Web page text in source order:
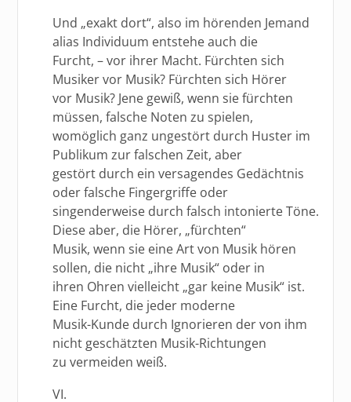
Und „exakt dort“, also im hörenden Jemand
alias Individuum entstehe auch die
Furcht, – vor ihrer Macht. Fürchten sich
Musiker vor Musik? Fürchten sich Hörer
vor Musik? Jene gewiß, wenn sie fürchten
müssen, falsche Noten zu spielen,
womöglich ganz ungestört durch Huster im
Publikum zur falschen Zeit, aber
gestört durch ein versagendes Gedächtnis
oder falsche Fingergriffe oder
singenderweise durch falsch intonierte Töne.
Diese aber, die Hörer, „fürchten“
Musik, wenn sie eine Art von Musik hören
sollen, die nicht „ihre Musik“ oder in
ihren Ohren vielleicht „gar keine Musik“ ist.
Eine Furcht, die jeder moderne
Musik-Kunde durch Ignorieren der von ihm
nicht geschätzten Musik-Richtungen
zu vermeiden weiß.
VI.